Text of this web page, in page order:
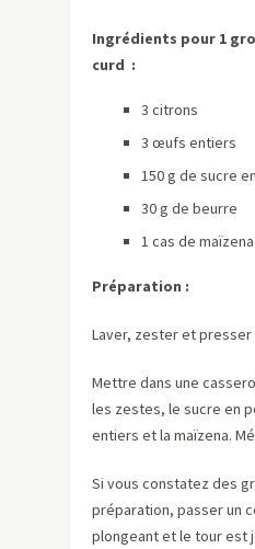
Ingrédients pour 1
curd :
3 citrons
3 œufs entiers
150 g de sucre
30 g de beurre
1 cas de maïzena
Préparation :
Laver, zester et presser
Mettre dans une
les zestes, le sucre en
entiers et la maïzena.
Si vous constatez des
préparation, passer un
plongeant et le tour est